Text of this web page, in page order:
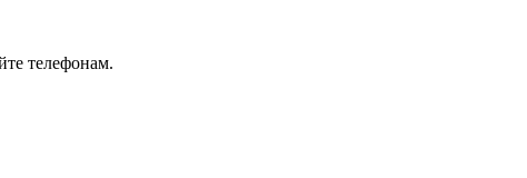
телефонам.